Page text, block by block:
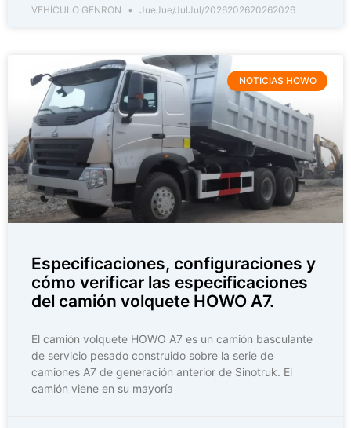
VEHÍCULO GENRON JueJue/JulJul/2026202620262026
NOTICIAS HOWO
Especificaciones, configuraciones y
cómo verificar las especificaciones
del camión volquete HOWO A7.
El camión volquete HOWO A7 es un camión basculante
de servicio pesado construido sobre la serie de
camiones A7 de generación anterior de Sinotruk. El
camión viene en su mayoría